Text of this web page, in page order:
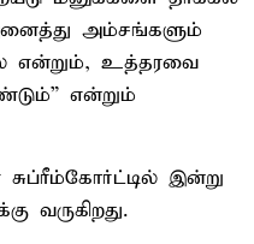
அம்சங்களும்
என்றும், உத்தரவை
என்றும்
இன்று
வருகிறது.